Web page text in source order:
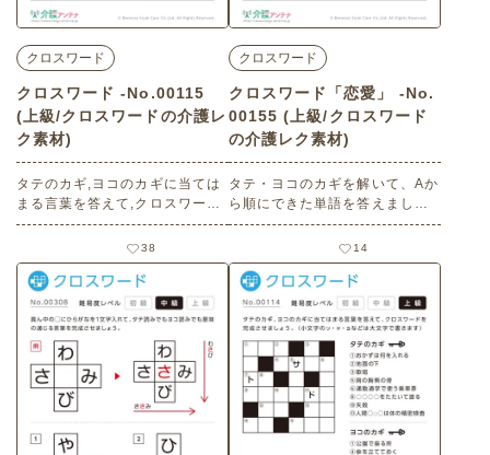
クロスワード
クロスワード -No.00115
(上級/クロスワードの介護レ
ク素材)
タテのカギ,ヨコのカギに当ては
まる言葉を答えて,クロスワード
を完成させましょう。（小文字
のッ・ャ・ョなどは大文字で書
きます） 老人ホームやデイサー
ビスセンター、ご自宅などで印
刷してお使いいただける無料の
高齢者向け介護レク素材（クロ
スワード・上級）です。
38
クロスワード
クロスワード「恋愛」 -No.
00155 (上級/クロスワード
の介護レク素材)
タテ・ヨコのカギを解いて、Aか
ら順にできた単語を答えましょ
う。（小文字のッ・ャ・ョなど
は大文字で書きます） 老人ホー
ムやデイサービスセンター、ご
自宅などで印刷してお使いいた
だける無料の高齢者向け介護レ
ク素材（クロスワード・上級）
です。
14